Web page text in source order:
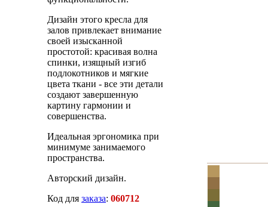
Дизайн этого кресла для
залов привлекает внимание
своей изысканной
простотой: красивая волна
спинки, изящный изгиб
подлокотников и мягкие
цвета ткани - все эти детали
создают завершенную
картину гармонии и
совершенства.
Идеальная эргономика при
минимуме занимаемого
пространства.
Авторский дизайн.
Код для заказа: 060712